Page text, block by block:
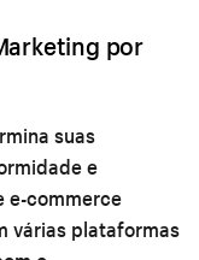
por
suas
e
e-commerce
várias plataformas